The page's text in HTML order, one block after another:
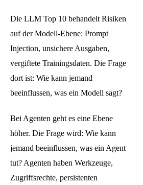
Die LLM Top 10 behandelt Risiken
auf der Modell-Ebene: Prompt
Injection, unsichere Ausgaben,
vergiftete Trainingsdaten. Die Frage
dort ist: Wie kann jemand
beeinflussen, was ein Modell sagt?
Bei Agenten geht es eine Ebene
höher. Die Frage wird: Wie kann
jemand beeinflussen, was ein Agent
tut? Agenten haben Werkzeuge,
Zugriffsrechte, persistenten